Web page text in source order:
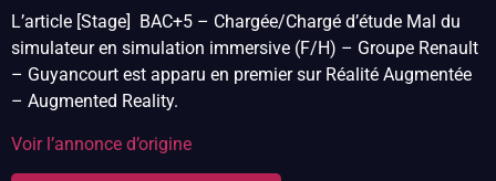
L’article [Stage] BAC+5 – Chargée/Chargé d’étude Mal du
simulateur en simulation immersive (F/H) – Groupe Renault
– Guyancourt est apparu en premier sur Réalité Augmentée
– Augmented Reality.
Voir l’annonce d’origine